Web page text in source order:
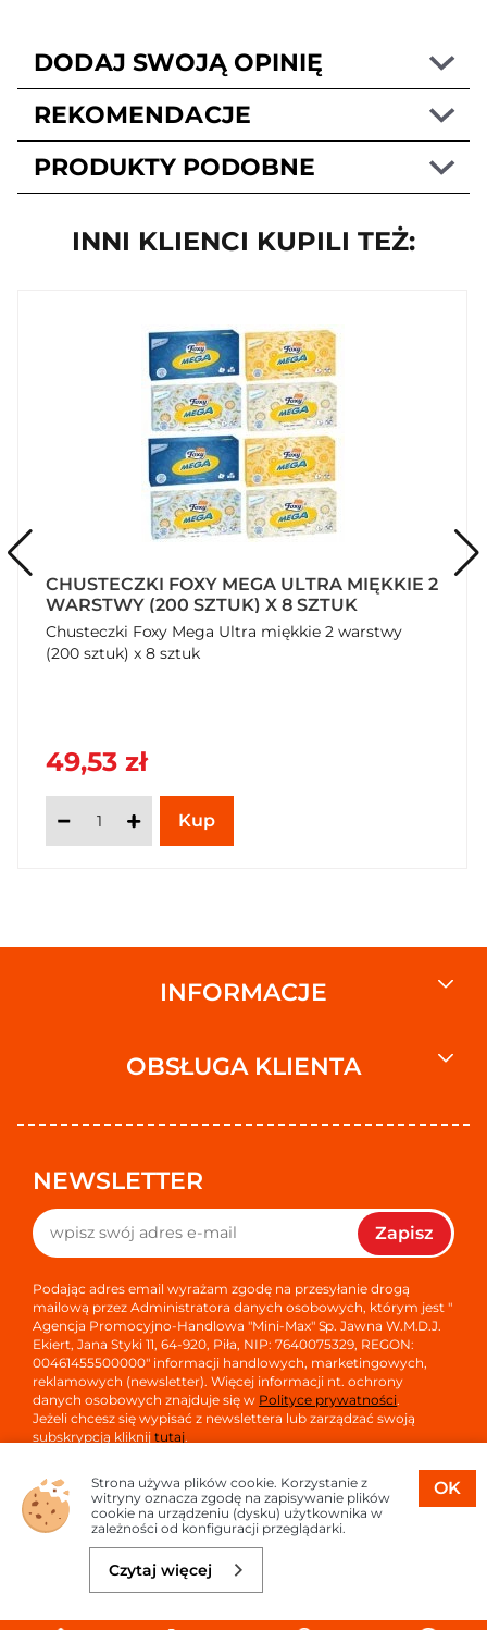
42,25 zł
DODAJ SWOJĄ OPINIĘ
REKOMENDACJE
PRODUKTY PODOBNE
INNI KLIENCI KUPILI TEŻ:
CHUSTECZKI FOXY MEGA ULTRA MIĘKKIE 2
WARSTWY (200 SZTUK) X 8 SZTUK
Chusteczki Foxy Mega Ultra miękkie 2 warstwy
(200 sztuk) x 8 sztuk
49,53 zł
INFORMACJE
OBSŁUGA KLIENTA
NEWSLETTER
Zapisz
Podając adres email wyrażam zgodę na przesyłanie drogą
mailową przez Administratora danych osobowych, którym jest "
Agencja Promocyjno-Handlowa "Mini-Max" Sp. Jawna W.M.D.J.
Ekiert, Jana Styki 11, 64-920, Piła, NIP: 7640075329, REGON:
00461455500000" informacji handlowych, marketingowych,
reklamowych (newsletter). Więcej informacji nt. ochrony
danych osobowych znajduje się w Polityce prywatności.
Jeżeli chcesz się wypisać z newslettera lub zarządzać swoją
subskrypcją kliknijtutaj.
Copyright © 2026
Oprogramowanie sklepu:
Projekt i strony:
OK
Strona używa plików cookie. Korzystanie z
witryny oznacza zgodę na zapisywanie plików
cookie na urządzeniu (dysku) użytkownika w
zależności od konfiguracji przeglądarki.
Czytaj więcej